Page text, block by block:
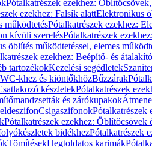
Pótalkatrészek ezekhez:
ezekhez: Falsík alattElektronikus
működtetésPótalkatrészek ezekhez:
kívüli szerelésPótalkatrészek
öblítés működtetéssel, elemes
ezekhez: Beépítő- és
tartozékokKezelési segédletek
khez és kiöntőkhözBűzzárak
készletekPótalkatrészek
és zárókupakok
CsigaszifonokPótalkatrészek
Pótalkatrészek ezekhez: Öblítőcsövek
bidékhezPótalkatrészek
TömítésekHegtoldatos karimák